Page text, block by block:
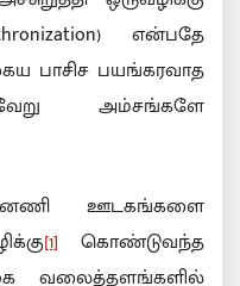
என்பதே
பாசிச பயங்கரவாத
அம்சங்களே
ஊடகங்களை
[1] கொண்டுவந்த
வலைத்தளங்களில்